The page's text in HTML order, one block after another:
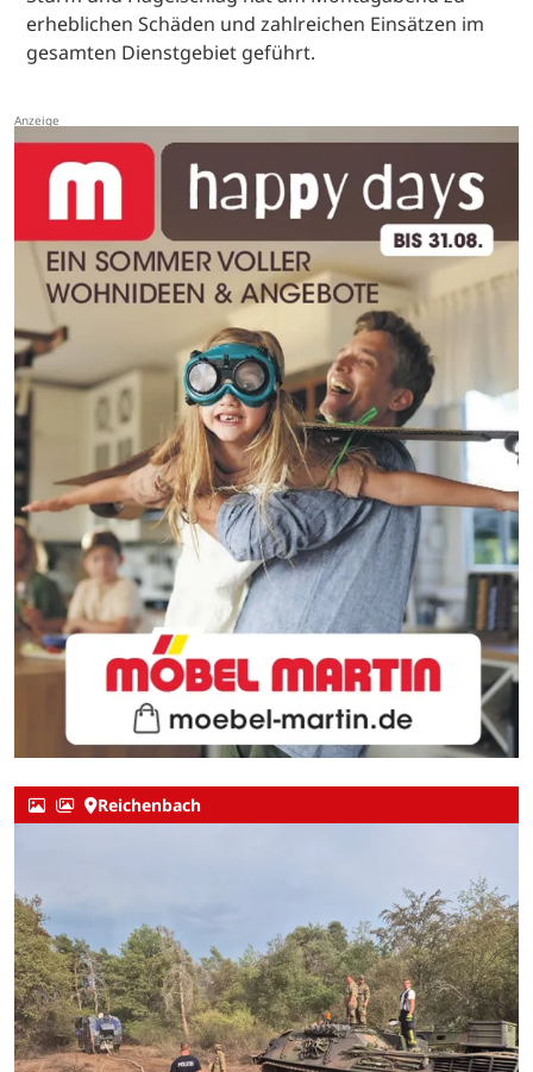
erheblichen Schäden und zahlreichen Einsätzen im
gesamten Dienstgebiet geführt.
Reichenbach